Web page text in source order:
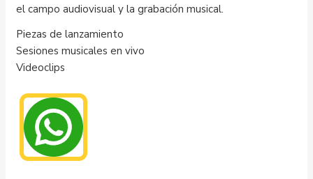
el campo audiovisual y la grabación musical.
Piezas de lanzamiento
Sesiones musicales en vivo
Videoclips